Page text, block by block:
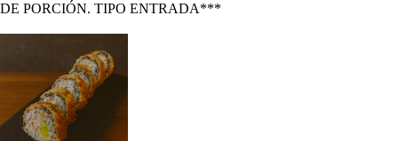
DE PORCIÓN. TIPO ENTRADA***